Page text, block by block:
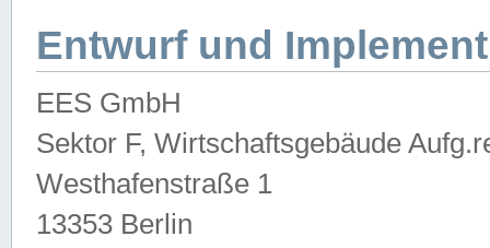
Entwurf und
EES GmbH
Sektor F, Wirtschaftsgebäude
Westhafenstraße 1
13353 Berlin